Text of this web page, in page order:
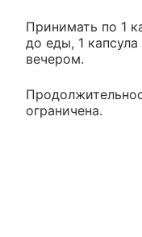
Принимать по 1
до еды, 1
вечером.
ограничена.